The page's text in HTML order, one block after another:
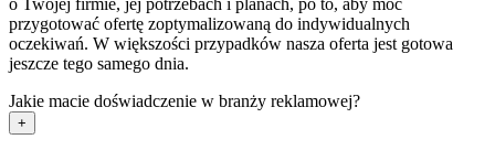
przygotować ofertę zoptymalizowaną do indywidualnych
oczekiwań. W większości przypadków nasza oferta jest gotowa
jeszcze tego samego dnia.
Jakie macie doświadczenie w branży reklamowej?
+